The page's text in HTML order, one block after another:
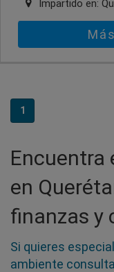
Impartido en:
1
Encuentra
en
finanzas y
Si quieres
ambiente